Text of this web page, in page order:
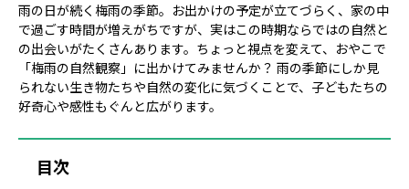
雨の日が続く梅雨の季節。お出かけの予定が立てづらく、家の中
で過ごす時間が増えがちですが、実はこの時期ならではの自然と
の出会いがたくさんあります。ちょっと視点を変えて、おやこで
「梅雨の自然観察」に出かけてみませんか？ 雨の季節にしか見
られない生き物たちや自然の変化に気づくことで、子どもたちの
好奇心や感性もぐんと広がります。
目次